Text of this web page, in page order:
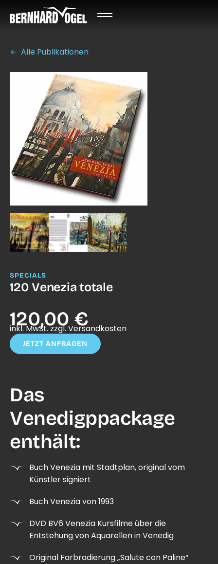
Alle Publikationen
SPECIALS
120 Venezia totale
120,00 €
inkl. MwSt. zzgl. Versandkosten
JETZT ANFRAGEN
Das
Venedigppackage
enthält:
Buch Venezia mit Stadtplan, original vom
Künstler signiert
Buch Venezia von 1993
DVD BV6 Venezia Kursfilme über die
Entstehung von Aquarellen in Venedig
Original Farbradierung „Salute con Paline“